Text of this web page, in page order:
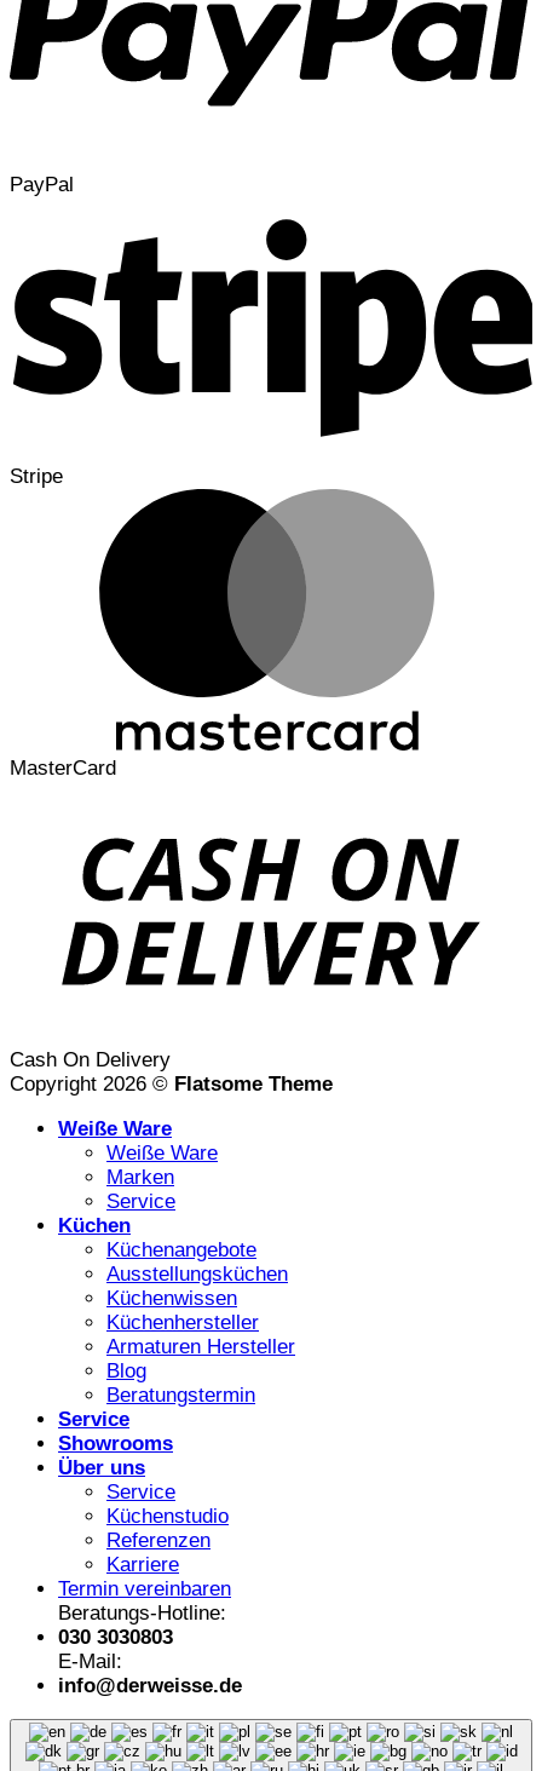
PayPal
Stripe
MasterCard
Cash On Delivery
Copyright 2026 © Flatsome Theme
Weiße Ware
Weiße Ware
Marken
Service
Küchen
Küchenangebote
Ausstellungsküchen
Küchenwissen
Küchenhersteller
Armaturen Hersteller
Blog
Beratungstermin
Service
Showrooms
Über uns
Service
Küchenstudio
Referenzen
Karriere
Termin vereinbaren
Beratungs-Hotline:
030 3030803
E-Mail:
info@derweisse.de